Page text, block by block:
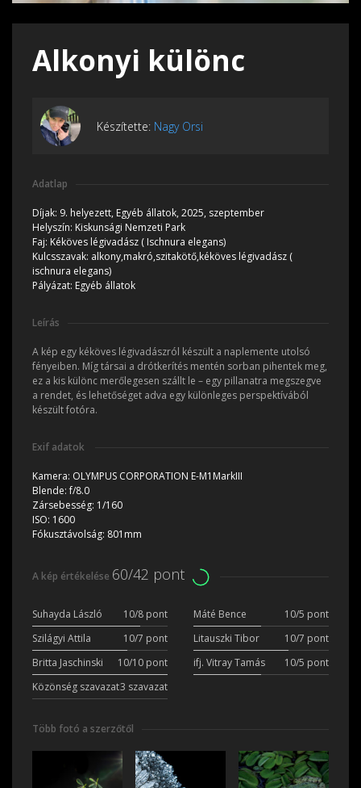
Alkonyi különc
Készítette: Nagy Orsi
Adatlap
Díjak: 9. helyezett, Egyéb állatok, 2025, szeptember
Helyszín: Kiskunsági Nemzeti Park
Faj: Kéköves légivadász ( Ischnura elegans)
Kulcsszavak: alkony,makró,szitakötő,kéköves légivadász (
ischnura elegans)
Pályázat: Egyéb állatok
Leírás
A kép egy kéköves légivadászról készült a naplemente utolsó
fényeiben. Míg társai a drótkerítés mentén sorban pihentek meg,
ez a kis különc merőlegesen szállt le – egy pillanatra megszegve
a rendet, és lehetőséget adva egy különleges perspektívából
készült fotóra.
Exif adatok
Kamera: OLYMPUS CORPORATION E-M1MarkIII
Blende:f/8.0
Zársebesség: 1/160
ISO: 1600
Fókusztávolság: 801mm
A kép értékelése 60/42 pont
Suhayda László 10/8 pont Máté Bence
10/5 pont
Szilágyi Attila
10/7 pont Litauszki Tibor
10/7 pont
Britta Jaschinski
10/10 pont ifj. Vitray Tamás
10/5 pont
Közönség szavazat3 szavazat
Több fotó a szerzőtől